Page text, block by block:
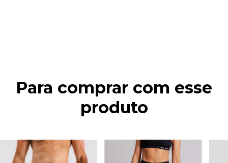
Para comprar com esse
produto